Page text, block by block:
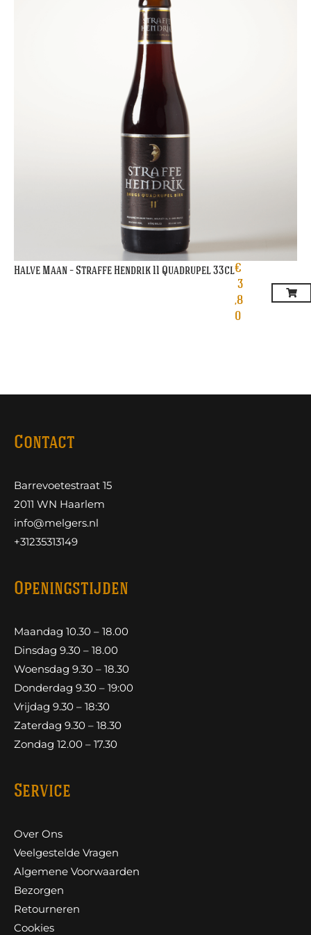
Halve Maan – Straffe Hendrik 11 Quadrupel 33cl€
3
,8
0
Contact
Barrevoetestraat 15
2011 WN Haarlem
info@melgers.nl
+31235313149
Openingstijden
Maandag 10.30 – 18.00
Dinsdag 9.30 – 18.00
Woensdag 9.30 – 18.30
Donderdag 9.30 – 19:00
Vrijdag 9.30 – 18:30
Zaterdag 9.30 – 18.30
Zondag 12.00 – 17.30
Service
Over Ons
Veelgestelde Vragen
Algemene Voorwaarden
Bezorgen
Retourneren
Cookies